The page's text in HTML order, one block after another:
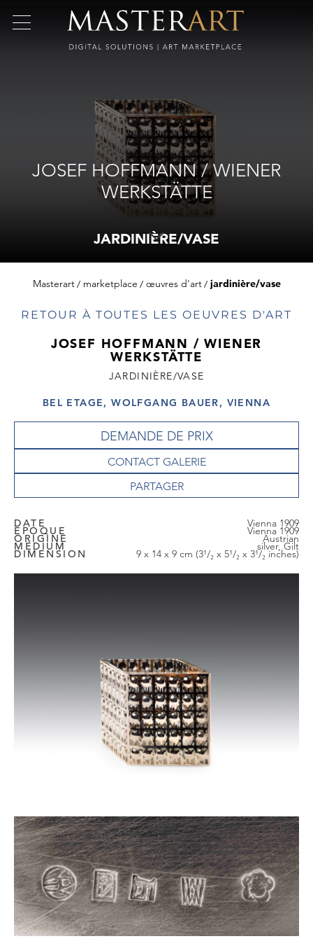
JOSEF HOFFMANN / WIENER
WERKSTÄTTE
JARDINIÈRE/VASE
Masterart marketplace œuvres d'art jardinière/vase
RETOUR À TOUTES LES OEUVRES D'ART
JOSEF HOFFMANN / WIENER
WERKSTÄTTE
JARDINIÈRE/VASE
BEL ETAGE, WOLFGANG BAUER, VIENNA
DEMANDE DE PRIX
CONTACT GALERIE
DATE Vienna 1909
EPOQUE Vienna 1909
ORIGINE Austrian
MEDIUM silver, Gilt
DIMENSION 9 x 14 x 9 cm (3¹/₂ x 5¹/₂ x 3¹/₂ inches)